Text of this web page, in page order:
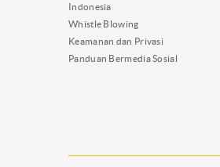
Indonesia
Whistle Blowing
Keamanan dan Privasi
Panduan Bermedia Sosial